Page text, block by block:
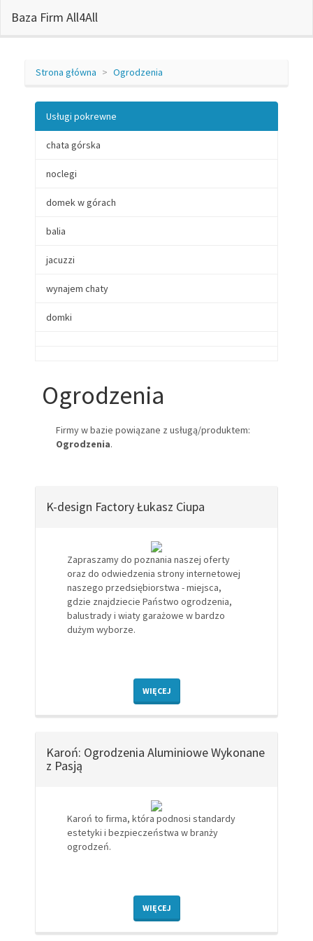
Baza Firm All4All
Strona główna Ogrodzenia
Usługi pokrewne
chata górska
noclegi
domek w górach
balia
jacuzzi
wynajem chaty
domki
Ogrodzenia
Firmy w bazie powiązane z usługą/produktem:
Ogrodzenia.
K-design Factory Łukasz Ciupa
Zapraszamy do poznania naszej oferty
oraz do odwiedzenia strony internetowej
naszego przedsiębiorstwa - miejsca,
gdzie znajdziecie Państwo ogrodzenia,
balustrady i wiaty garażowe w bardzo
dużym wyborze.
WIĘCEJ
Karoń: Ogrodzenia Aluminiowe Wykonane
z Pasją
Karoń to firma, która podnosi standardy
estetyki i bezpieczeństwa w branży
ogrodzeń.
WIĘCEJ